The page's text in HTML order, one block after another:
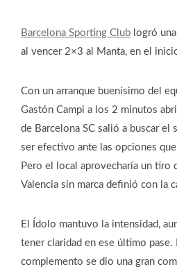
Barcelona Sporting Club logró
al vencer 2×3 al Manta, en el
Con un arranque buenísimo del
Gastón Campi a los 2 minutos
de Barcelona SC salió a buscar el
ser efectivo ante las opciones
Pero el local aprovecharía un tiro
Valencia sin marca definió con la
El Ídolo mantuvo la intensidad,
tener claridad en ese último pase.
complemento se dio una gran